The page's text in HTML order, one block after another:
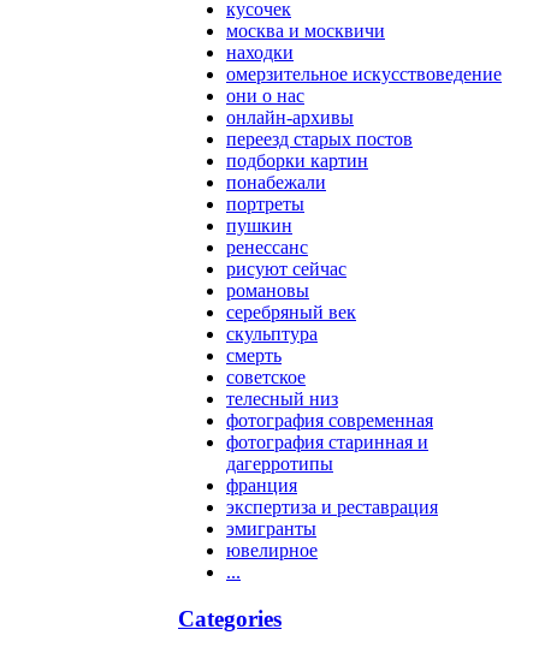
кусочек
москва и москвичи
находки
омерзительное искусствоведение
они о нас
онлайн-архивы
переезд старых постов
подборки картин
понабежали
портреты
пушкин
ренессанс
рисуют сейчас
романовы
серебряный век
скульптура
смерть
советское
телесный низ
фотография современная
фотография старинная и
дагерротипы
франция
экспертиза и реставрация
эмигранты
ювелирное
...
Categories